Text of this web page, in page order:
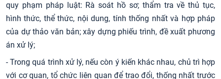
quy phạm pháp luật: Rà soát hồ sơ; thẩm tra về thủ tục,
hình thức, thể thức, nội dung, tính thống nhất và hợp pháp
của dự thảo văn bản; xây dựng phiếu trình, đề xuất phương
án xử lý;
- Trong quá trình xử lý, nếu còn ý kiến khác nhau, chủ trì hợp
với cơ quan, tổ chức liên quan để trao đổi, thống nhất trước